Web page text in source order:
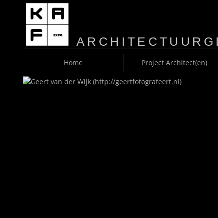
A
Home Project Architect(en)